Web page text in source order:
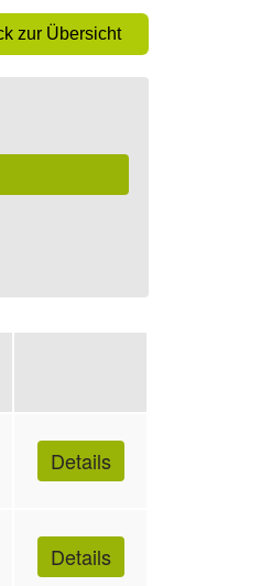
zur Übersicht
Details
Details